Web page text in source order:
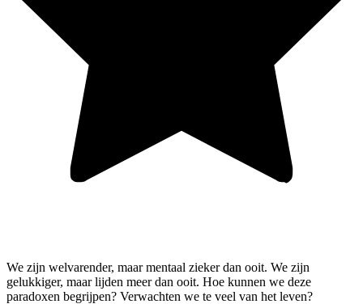
We zijn welvarender, maar mentaal zieker dan ooit. We zijn
gelukkiger, maar lijden meer dan ooit. Hoe kunnen we deze
paradoxen begrijpen? Verwachten we te veel van het leven?